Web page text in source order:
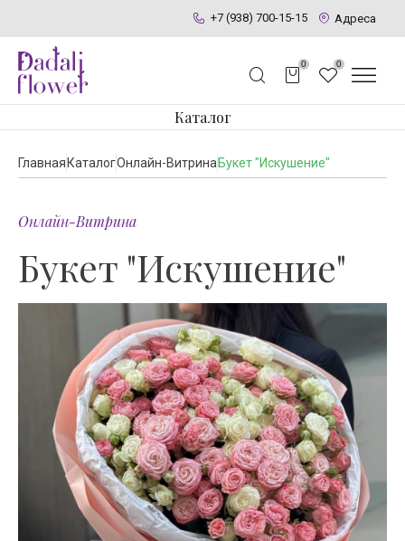
+7 (938) 700-15-15 Адреса
0 0
Каталог
Главная КаталогОнлайн-Витрина Букет "Искушение"
Онлайн-Витрина
Букет "Искушение"